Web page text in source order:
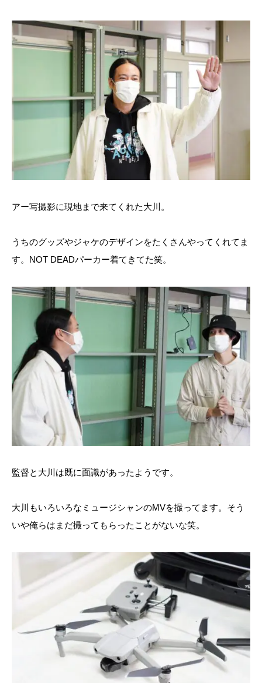
アー写撮影に現地まで来てくれた大川。
うちのグッズやジャケのデザインをたくさんやってくれてま
す。NOT DEADパーカー着てきてた笑。
監督と大川は既に面識があったようです。
大川もいろいろなミュージシャンのMVを撮ってます。そう
いや俺らはまだ撮ってもらったことがないな笑。